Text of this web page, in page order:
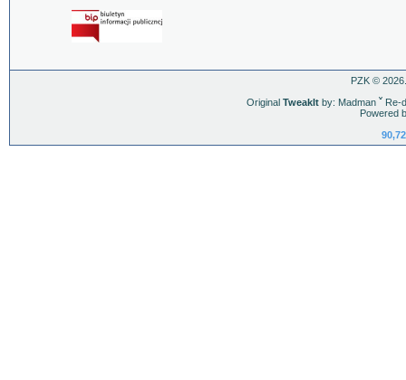
PZK ©
Original TweakItby: Madman ˇRe-
Powered